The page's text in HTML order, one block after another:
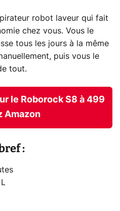
robot laveur qui fait
chez vous. Vous le
tous les jours à la même
puis vous le
tout.
le Roborock S8 à 499
Amazon
: